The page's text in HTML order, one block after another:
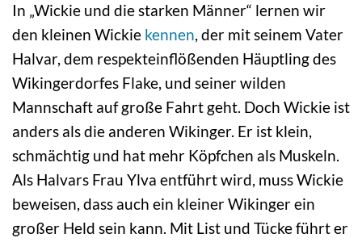
In „Wickie und die starken Männer“ lernen wir
den kleinen Wickie kennen, der mit seinem Vater
Halvar, dem respekteinflößenden Häuptling des
Wikingerdorfes Flake, und seiner wilden
Mannschaft auf große Fahrt geht. Doch Wickie ist
anders als die anderen Wikinger. Er ist klein,
schmächtig und hat mehr Köpfchen als Muskeln.
Als Halvars Frau Ylva entführt wird, muss Wickie
beweisen, dass auch ein kleiner Wikinger ein
großer Held sein kann. Mit List und Tücke führt er